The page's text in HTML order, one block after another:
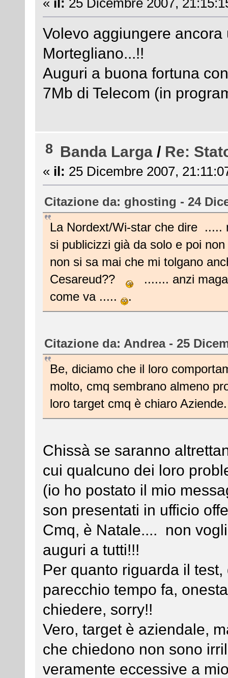
« il: 25 Dicembre 2007,
Volevo aggiungere
Mortegliano...!!
Auguri a buona fortuna
7Mb di Telecom (in
8 Banda Larga / Re:
« il: 25 Dicembre 2007,
Citazione da: ghosting - 24
La Nordext/Wi-star che dire .....
si publicizzi già da solo e poi
non si sa mai che mi tolgano
Cesareud??
....... anzi
come va .....
.
Citazione da: Andrea - 25
Be, diciamo che il loro
molto, cmq sembrano almeno
loro target cmq è chiaro
Chissà se saranno
cui qualcuno dei loro
(io ho postato il mio
son presentati in ufficio
Cmq, è Natale.... non
auguri a tutti!!!
Per quanto riguarda il
parecchio tempo fa,
chiedere, sorry!!
Vero, target è aziendale,
che chiedono non sono
veramente eccessive a